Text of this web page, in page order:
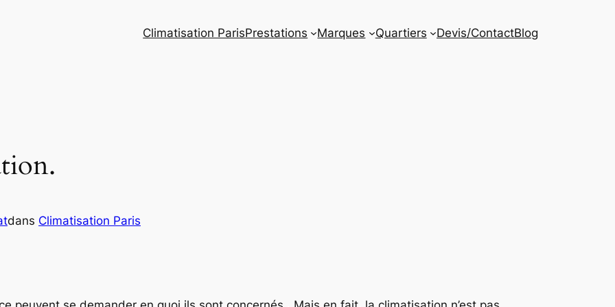
Climatisation ParisPrestations Marques Quartiers Devis/ContactBlog
dans Climatisation Paris